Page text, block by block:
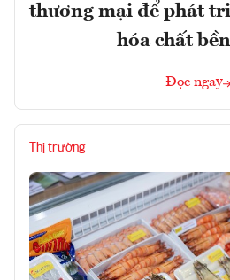
thương mại để phát
hóa chất
Đọc ngay
Thị trường